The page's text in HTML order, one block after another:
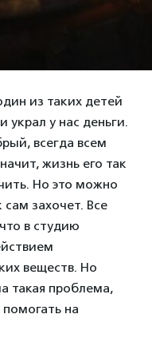
из таких детей
украл у нас деньги.
всегда всем
жизнь его так
Но это можно
сам захочет. Все
в студию
веществ. Но
такая проблема,
на